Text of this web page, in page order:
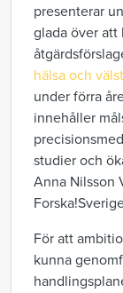
presenterar
glada över att
hälsa och
under förra
innehåller
studier och
Anna Nilsson
För att
kunna